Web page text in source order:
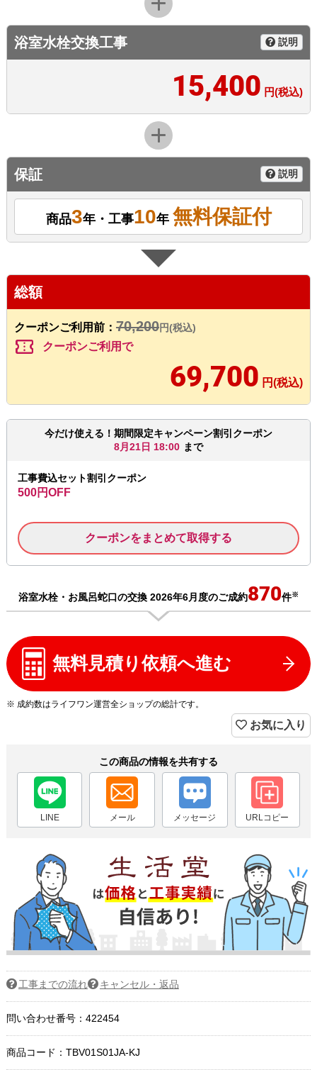
浴室水栓交換工事 説明
15,400 円(税込)
保証 説明
商品3年・工事10年 無料保証付
総額
クーポンご利用前： 70,200円(税込)
confirmation_number クーポンご利用で
69,700 円(税込)
今だけ使える！期間限定キャンペーン割引クーポン
8月21日 18:00 まで
工事費込セット割引クーポン
500円OFF
クーポンをまとめて取得する
浴室水栓・お風呂蛇口の交換 2026年6月度のご成約870件※
無料見積り依頼へ進む
※ 成約数はライフワン運営全ショップの総計です。
お気に入り
この商品の情報を共有する
LINE メール メッセージ URLコピー
工事までの流れ キャンセル・返品
問い合わせ番号：422454
商品コード： TBV01S01JA-KJ